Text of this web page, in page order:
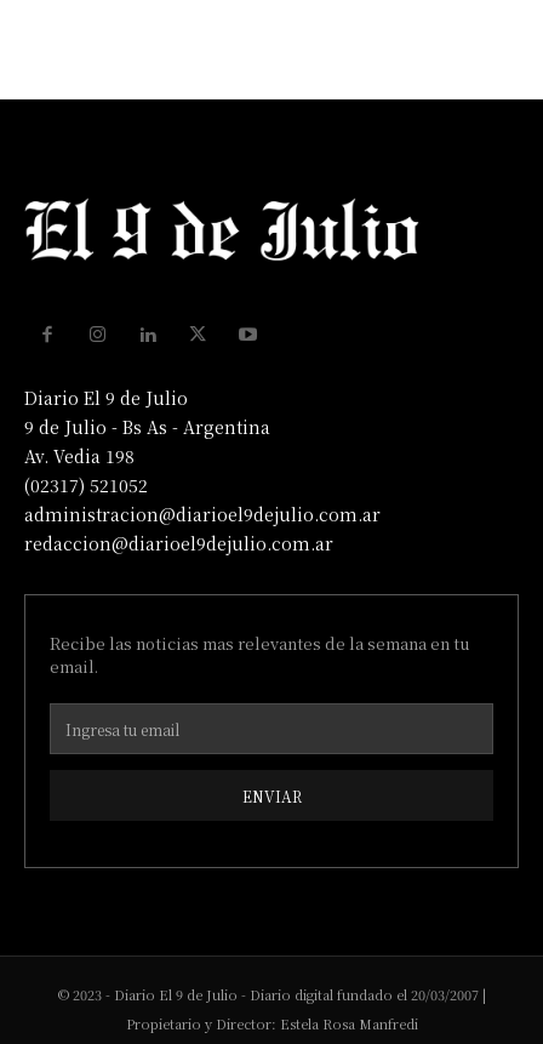
Diario El 9 de Julio
9 de Julio - Bs As - Argentina
Av. Vedia 198
(02317) 521052
administracion@diarioel9dejulio.com.ar
redaccion@diarioel9dejulio.com.ar
Recibe las noticias mas relevantes de la semana en tu
email.
ENVIAR
© 2023 - Diario El 9 de Julio - Diario digital fundado el 20/03/2007 |
Propietario y Director: Estela Rosa Manfredi